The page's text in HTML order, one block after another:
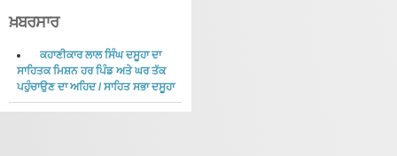
ਖ਼ਬਰਸਾਰ
ਕਹਾਣੀਕਾਰ ਲਾਲ ਸਿੰਘ ਦਸੂਹਾ ਦਾ
ਸਾਹਿਤਕ ਮਿਸ਼ਨ ਹਰ ਪਿੰਡ ਅਤੇ ਘਰ ਤੱਕ
ਪਹੁੰਚਾਉਣ ਦਾ ਅਹਿਦ/ਸਾਹਿਤ ਸਭਾ ਦਸੂਹਾ